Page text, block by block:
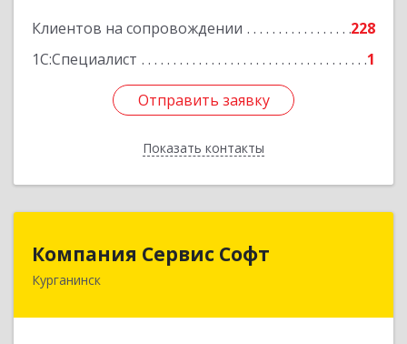
Клиентов на сопровождении
228
1С:Специалист
1
Отправить заявку
Показать контакты
Отправить заявку
Назад
Компания Сервис Софт
Курганинск
Компания Сервис Софт
352430, Краснодарский край, Курганинск г,